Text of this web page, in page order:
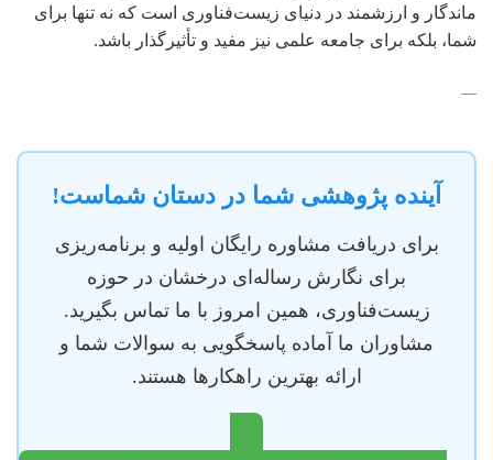
ماندگار و ارزشمند در دنیای زیست‌فناوری است که نه تنها برای
شما، بلکه برای جامعه علمی نیز مفید و تأثیرگذار باشد.
—
آینده پژوهشی شما در دستان شماست!
برای دریافت مشاوره رایگان اولیه و برنامه‌ریزی
برای نگارش رساله‌ای درخشان در حوزه
زیست‌فناوری، همین امروز با ما تماس بگیرید.
مشاوران ما آماده پاسخگویی به سوالات شما و
ارائه بهترین راهکارها هستند.